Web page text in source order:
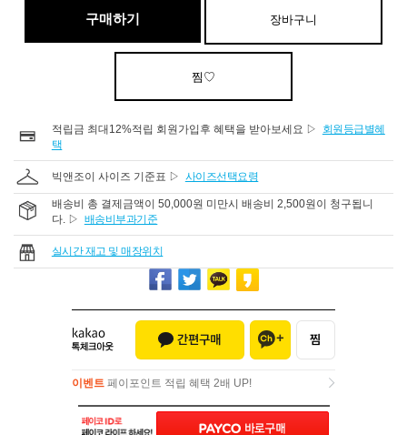
구매하기 장바구니
찜♡
적립금 최대12%적립 회원가입후 혜택을 받아보세요 ▷
회원등급별혜
택
빅앤조이 사이즈 기준표 ▷ 사이즈선택요령
배송비 총 결제금액이 50,000원 미만시 배송비 2,500원이 청구됩니
다. ▷ 배송비부과기준
실시간 재고 및 매장위치
이벤트 페이포인트 적립 혜택 2배 UP!
이벤트페이포인트 적립 혜택 2배 UP!